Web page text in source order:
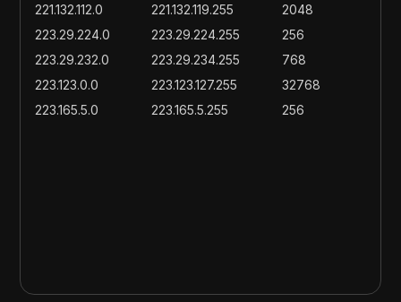
221.132.112.0
221.132.119.255
2048
223.29.224.0
223.29.224.255
256
223.29.232.0
223.29.234.255
768
223.123.0.0
223.123.127.255
32768
223.165.5.0
223.165.5.255 256